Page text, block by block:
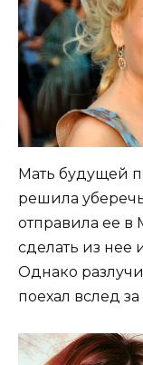
Мать будущей
решила
отправила ее в
сделать из нее
Однако
поехал вслед